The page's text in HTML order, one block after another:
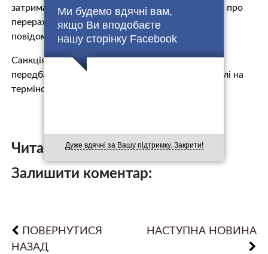
Ми будемо вдячні вам,
якщо Ви вподобаєте
нашу сторінку Facebook
Дуже вдячні за Вашу підтримку. Закрити!
затримано. Правоохоронці вилучили документи про
перерахування 50 тисяч гривень», – йдеться у
повідомленні.
Санкція статті, яку інкримінують чиновниці,
передбачає покарання у вигляді позбавлення волі на
терміном від п’яти до десяти років.
Читайте також:
Залишити коментар:
ПОВЕРНУТИСЯ
НАЗАД
НАСТУПНА НОВИНА